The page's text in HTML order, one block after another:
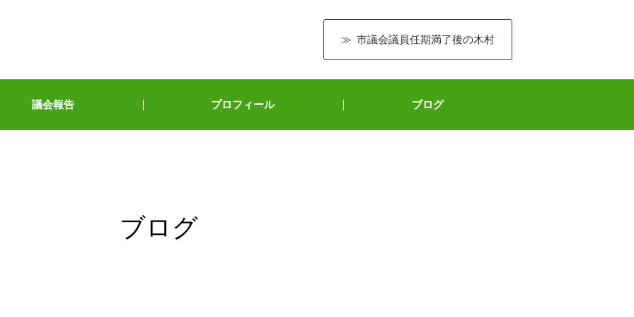
市議会議員任期満了後の木村
議会報告 プロフィール ブログ
ブログ